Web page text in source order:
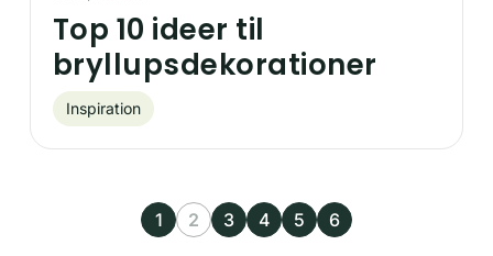
Top 10 ideer til
bryllupsdekorationer
Inspiration
1 2 3 4 5 6